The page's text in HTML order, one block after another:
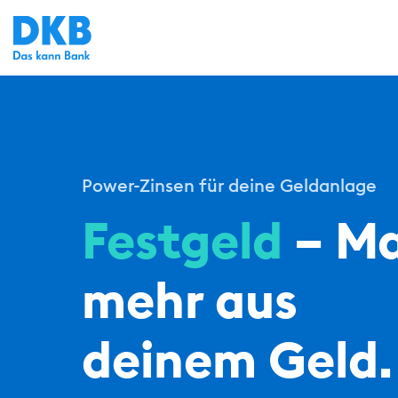
Power-Zinsen für deine Geldanlage
Festgeld –
mehr aus
deinem Geld.